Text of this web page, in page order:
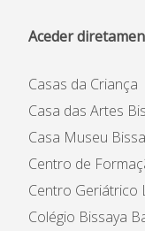
Aceder
Casas da Criança
Casa das Artes
Casa Museu
Centro de
Centro Geriátrico
Colégio Bissaya